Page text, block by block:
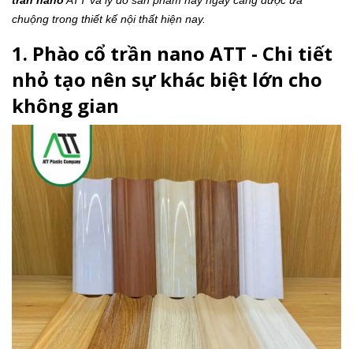
chuộng trong thiết kế nội thất hiện nay.
1. Phào cổ trần nano ATT - Chi tiết
nhỏ tạo nên sự khác biệt lớn cho
không gian